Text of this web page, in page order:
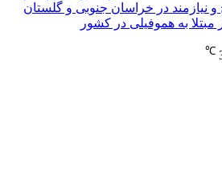
و نیازمند در خراسان جنوبی و گلستان
℃